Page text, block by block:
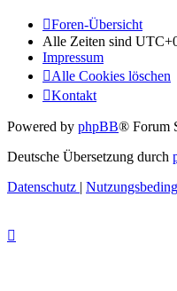
Foren-Übersicht
Alle Zeiten sind
Impressum
Alle Cookies löschen
Kontakt
Powered by phpBB® Forum
Deutsche Übersetzung durch
Datenschutz |